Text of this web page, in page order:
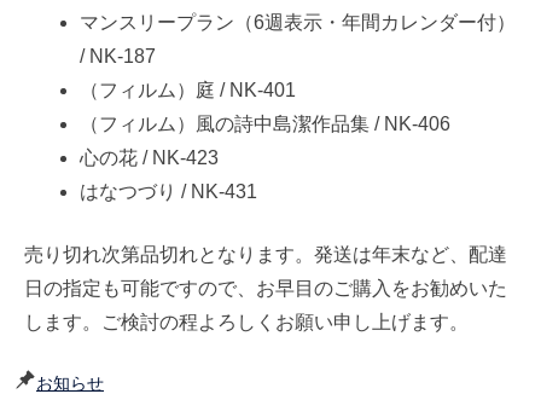
マンスリープラン（6週表示・年間カレンダー付）
/ NK-187
（フィルム）庭 / NK-401
（フィルム）風の詩中島潔作品集 / NK-406
心の花 / NK-423
はなつづり / NK-431
売り切れ次第品切れとなります。発送は年末など、配達
日の指定も可能ですので、お早目のご購入をお勧めいた
します。ご検討の程よろしくお願い申し上げます。
お知らせ